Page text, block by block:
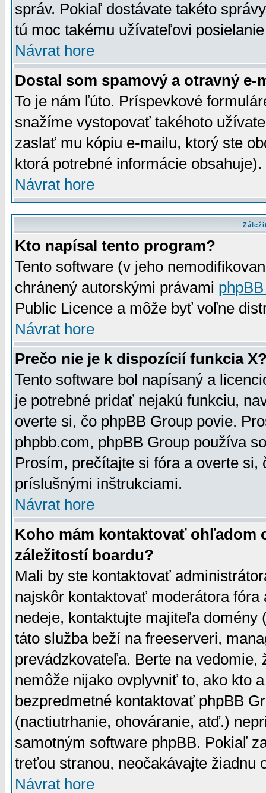
správ. Pokiaľ dostávate takéto
tú moc takému užívateľovi
Návrat hore
Dostal som spamový a otravný e-
To je nám ľúto. Príspevkové
snažíme vystopovať takéhoto
zaslať mu kópiu e-mailu, ktorý ste
ktorá potrebné informácie
Návrat hore
Kto napísal tento program?
Tento software (v jeho
chránený autorskými právami
Public Licence a môže byť voľne
Návrat hore
Prečo nie je k dispozícií funkcia
Tento software bol napísaný a
je potrebné pridať nejakú funkciu,
overte si, čo phpBB Group povie.
phpbb.com, phpBB Group používa
Prosím, prečítajte si fóra a overte
príslušnými inštrukciami.
Návrat hore
Koho mám kontaktovať ohľadom
záležitostí boardu?
Mali by ste kontaktovať
najskôr kontaktovať moderátora
nedeje, kontaktujte majiteľa
táto služba beží na freeserveri,
prevádzkovateľa. Berte na vedomie,
nemôže nijako ovplyvniť to, ako kto
bezpredmetné kontaktovať phpBB
(nactiutrhanie, ohováranie, atď.)
samotným software phpBB. Pokiaľ
treťou stranou, neočakávajte žiadnu
Návrat hore